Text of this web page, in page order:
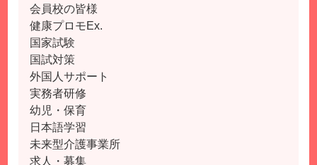
会員校の皆様
健康プロモEx.
国家試験
国試対策
外国人サポート
実務者研修
幼児・保育
日本語学習
未来型介護事業所
求人・募集